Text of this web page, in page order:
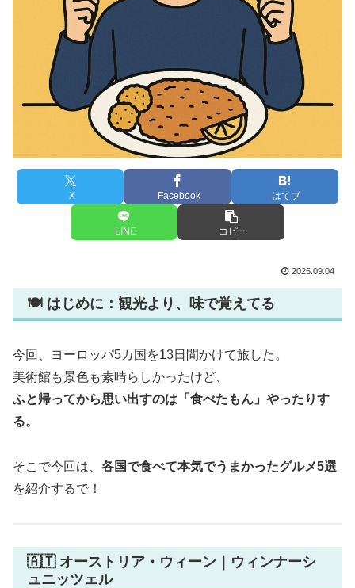
X Facebook はてブ
LINE コピー
2025.09.04
🍽️ はじめに：観光より、味で覚えてる
今回、ヨーロッパ5カ国を13日間かけて旅した。
美術館も景色も素晴らしかったけど、
ふと帰ってから思い出すのは「食べたもん」やったりす
る。
そこで今回は、 各国で食べて本気でうまかったグルメ5選
を紹介するで！
🇦🇹 オーストリア・ウィーン｜ウィンナーシ
ュニッツェル